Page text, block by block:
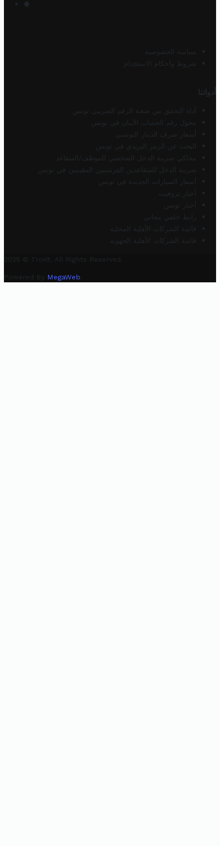
سياسة الخصوصية
شروط وأحكام الاستخدام
أدواتنا
أداة التحقق من صحة الرقم الضريبي تونس
محول رقم الحساب الآيبان في تونس
أسعار صرف الدينار التونسي
البحث عن الرمز البريدي في تونس
محاكي ضريبة الدخل الشخصي للموظف/المتقاعد
ضريبة الدخل للمتقاعدين الفرنسيين المقيمين في تونس
أسعار السيارات الجديدة في تونس
أخبار تروفيت
أخبار تونس
رابط خلفي مجاني
قائمة الشركات الأهلية المحلية
قائمة الشركات الأهلية الجهوية
2025 © Trovit. All Rights Reserved.
Powered By MegaWeb